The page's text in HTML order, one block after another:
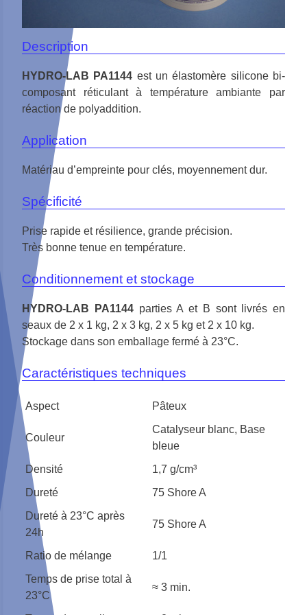
Description
HYDRO-LAB PA1144 est un élastomère silicone bi-
composant réticulant à température ambiante par
réaction de polyaddition.
Application
Matériau d’empreinte pour clés, moyennement dur.
Spécificité
Prise rapide et résilience, grande précision.
Très bonne tenue en température.
Conditionnement et stockage
HYDRO-LAB PA1144parties A et B sont livrés en
seaux de 2 x 1 kg, 2 x 3 kg, 2 x 5 kg et 2 x 10 kg.
Stockage dans son emballage fermé à 23°C.
Caractéristiques techniques
Aspect Pâteux
Couleur
Catalyseur blanc, Base
bleue
Densité
1,7 g/cm³
Dureté
75 Shore A
Dureté à 23°C après
24h
75 Shore A
Ratio de mélange
1/1
Temps de prise total à
23°C
≈ 3 min.